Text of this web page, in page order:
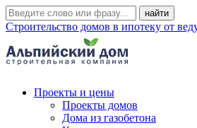
Строительство домов в ипотеку от
Проекты и цены
Проекты домов
Дома из газобетона